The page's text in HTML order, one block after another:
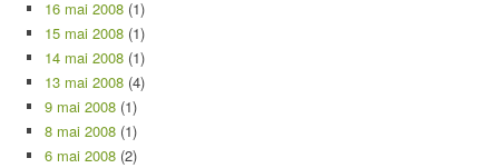
16 mai 2008 (1)
15 mai 2008 (1)
14 mai 2008 (1)
13 mai 2008 (4)
9 mai 2008 (1)
8 mai 2008 (1)
6 mai 2008 (2)